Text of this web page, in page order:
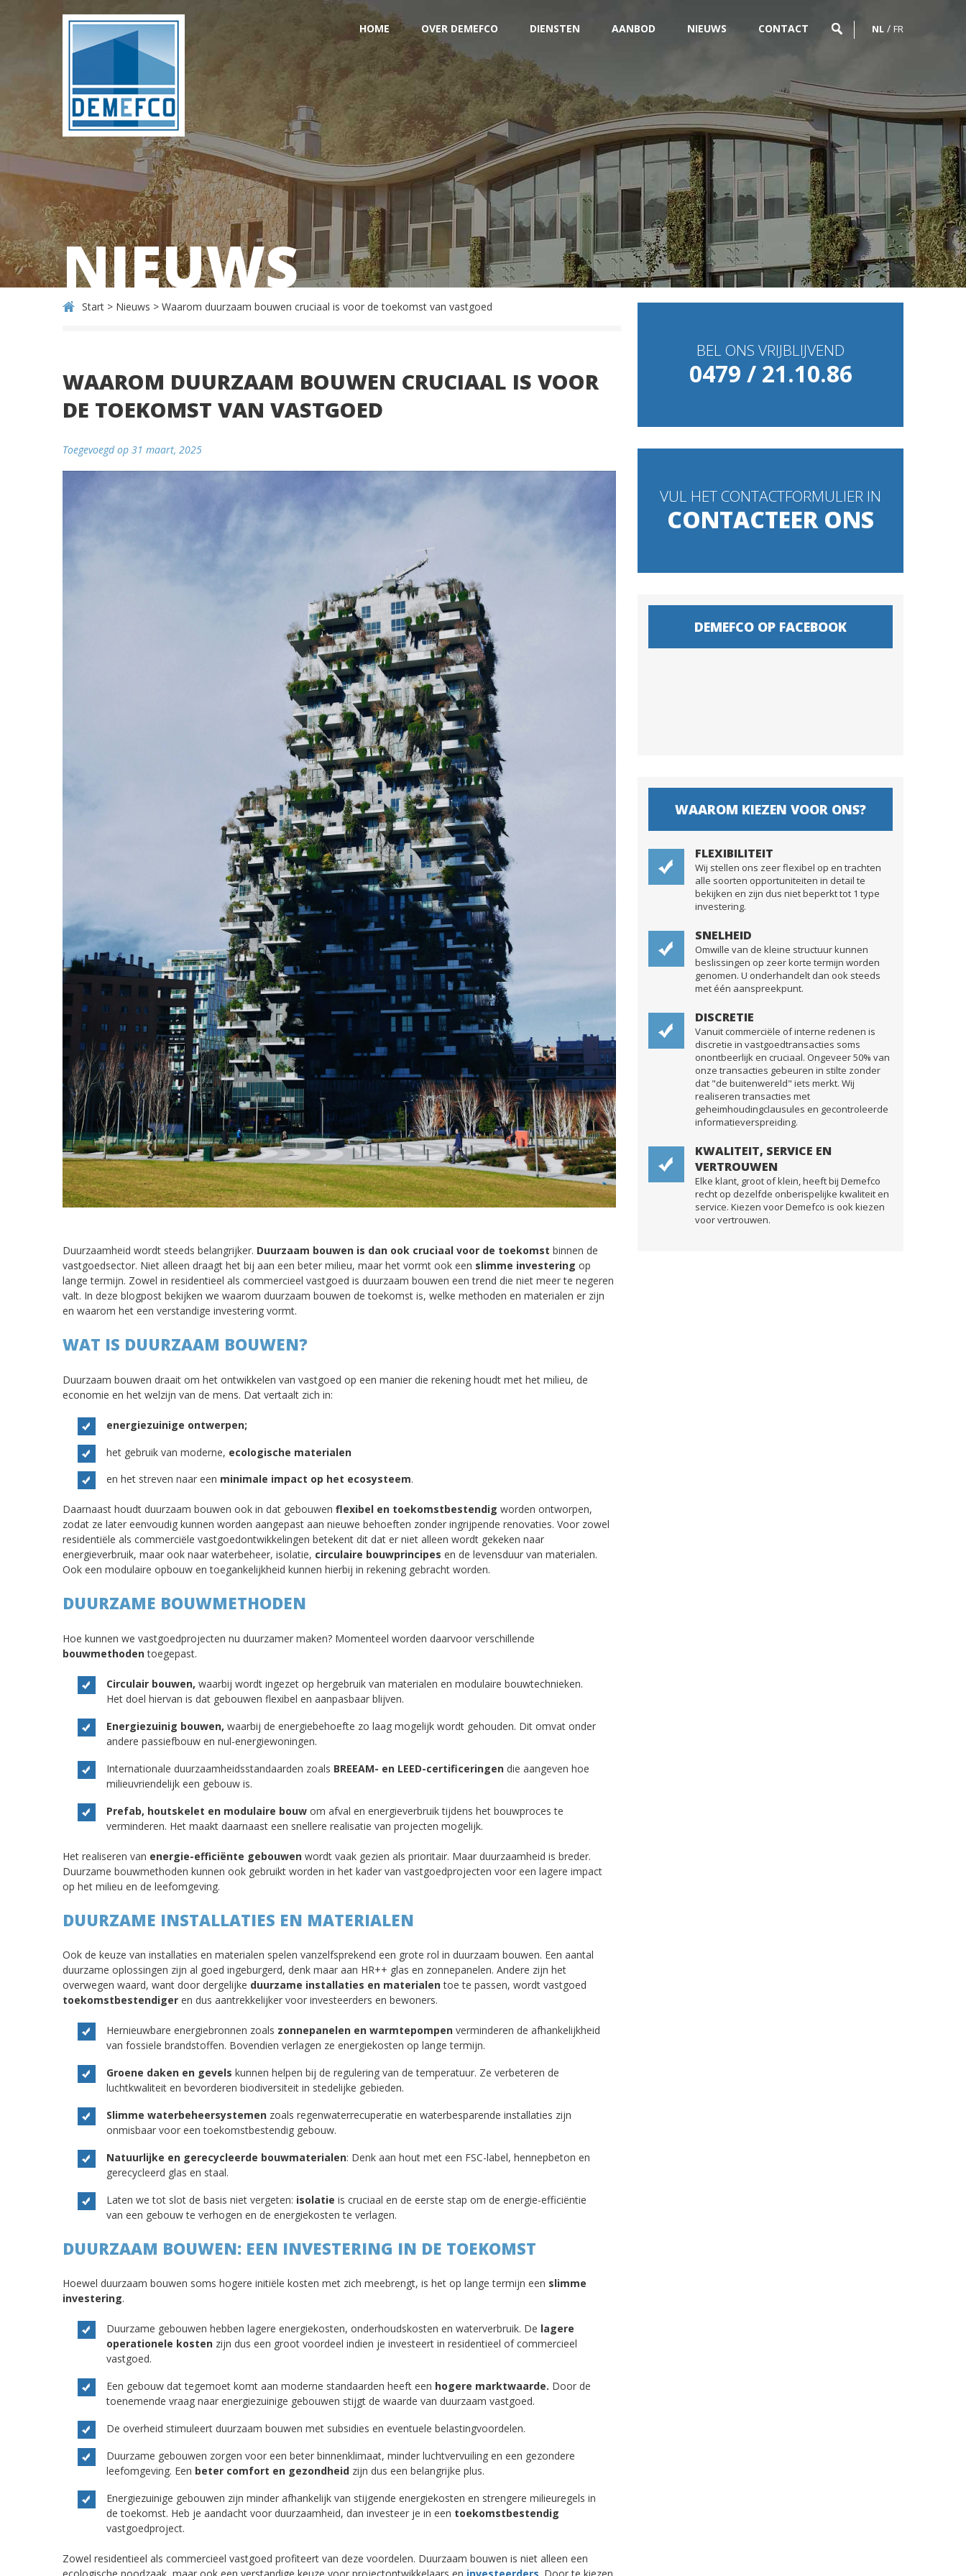
HOME OVER DEMEFCO DIENSTEN AANBOD NIEUWS CONTACT NL FR
NIEUWS
Start > Nieuws > Waarom duurzaam bouwen cruciaal is voor de toekomst van vastgoed
BEL ONS VRIJBLIJVEND
0479 / 21.10.86
VUL HET CONTACTFORMULIER IN
CONTACTEER ONS
DEMEFCO OP FACEBOOK
WAAROM KIEZEN VOOR ONS?
FLEXIBILITEIT
Wij stellen ons zeer flexibel op en trachten
alle soorten opportuniteiten in detail te
bekijken en zijn dus niet beperkt tot 1 type
investering.
SNELHEID
Omwille van de kleine structuur kunnen
beslissingen op zeer korte termijn worden
genomen. U onderhandelt dan ook steeds
met één aanspreekpunt.
DISCRETIE
Vanuit commerciële of interne redenen is
discretie in vastgoedtransacties soms
onontbeerlijk en cruciaal. Ongeveer 50% van
onze transacties gebeuren in stilte zonder
dat "de buitenwereld" iets merkt. Wij
realiseren transacties met
geheimhoudingclausules en gecontroleerde
informatieverspreiding.
KWALITEIT, SERVICE EN
VERTROUWEN
Elke klant, groot of klein, heeft bij Demefco
recht op dezelfde onberispelijke kwaliteit en
service. Kiezen voor Demefco is ook kiezen
voor vertrouwen.
WAAROM DUURZAAM BOUWEN CRUCIAAL IS VOOR
DE TOEKOMST VAN VASTGOED
Toegevoegd op 31 maart, 2025
Duurzaamheid wordt steeds belangrijker. Duurzaam bouwen is dan ook cruciaal voor de toekomst binnen de
vastgoedsector. Niet alleen draagt het bij aan een beter milieu, maar het vormt ook een slimme investering op
lange termijn. Zowel in residentieel als commercieel vastgoed is duurzaam bouwen een trend die niet meer te negeren
valt. In deze blogpost bekijken we waarom duurzaam bouwen de toekomst is, welke methoden en materialen er zijn
en waarom het een verstandige investering vormt.
WAT IS DUURZAAM BOUWEN?
Duurzaam bouwen draait om het ontwikkelen van vastgoed op een manier die rekening houdt met het milieu, de
economie en het welzijn van de mens. Dat vertaalt zich in:
energiezuinige ontwerpen;
het gebruik van moderne, ecologische materialen
en het streven naar een minimale impact op het ecosysteem.
Daarnaast houdt duurzaam bouwen ook in dat gebouwen flexibel en toekomstbestendig worden ontworpen,
zodat ze later eenvoudig kunnen worden aangepast aan nieuwe behoeften zonder ingrijpende renovaties. Voor zowel
residentiële als commerciële vastgoedontwikkelingen betekent dit dat er niet alleen wordt gekeken naar
energieverbruik, maar ook naar waterbeheer, isolatie, circulaire bouwprincipes en de levensduur van materialen.
Ook een modulaire opbouw en toegankelijkheid kunnen hierbij in rekening gebracht worden.
DUURZAME BOUWMETHODEN
Hoe kunnen we vastgoedprojecten nu duurzamer maken? Momenteel worden daarvoor verschillende
bouwmethodentoegepast.
Circulair bouwen, waarbij wordt ingezet op hergebruik van materialen en modulaire bouwtechnieken.
Het doel hiervan is dat gebouwen flexibel en aanpasbaar blijven.
Energiezuinig bouwen, waarbij de energiebehoefte zo laag mogelijk wordt gehouden. Dit omvat onder
andere passiefbouw en nul-energiewoningen.
Internationale duurzaamheidsstandaarden zoals BREEAM- en LEED-certificeringen die aangeven hoe
milieuvriendelijk een gebouw is.
Prefab, houtskelet en modulaire bouw om afval en energieverbruik tijdens het bouwproces te
verminderen. Het maakt daarnaast een snellere realisatie van projecten mogelijk.
Het realiseren van energie-efficiënte gebouwen wordt vaak gezien als prioritair. Maar duurzaamheid is breder.
Duurzame bouwmethoden kunnen ook gebruikt worden in het kader van vastgoedprojecten voor een lagere impact
op het milieu en de leefomgeving.
DUURZAME INSTALLATIES EN MATERIALEN
Ook de keuze van installaties en materialen spelen vanzelfsprekend een grote rol in duurzaam bouwen. Een aantal
duurzame oplossingen zijn al goed ingeburgerd, denk maar aan HR++ glas en zonnepanelen. Andere zijn het
overwegen waard, want door dergelijke duurzame installaties en materialentoe te passen, wordt vastgoed
toekomstbestendiger en dus aantrekkelijker voor investeerders en bewoners.
Hernieuwbare energiebronnen zoals zonnepanelen en warmtepompen verminderen de afhankelijkheid
van fossiele brandstoffen. Bovendien verlagen ze energiekosten op lange termijn.
Groene daken en gevels kunnen helpen bij de regulering van de temperatuur. Ze verbeteren de
luchtkwaliteit en bevorderen biodiversiteit in stedelijke gebieden.
Slimme waterbeheersystemen zoals regenwaterrecuperatie en waterbesparende installaties zijn
onmisbaar voor een toekomstbestendig gebouw.
Natuurlijke en gerecycleerde bouwmaterialen: Denk aan hout met een FSC-label, hennepbeton en
gerecycleerd glas en staal.
Laten we tot slot de basis niet vergeten: isolatie is cruciaal en de eerste stap om de energie-efficiëntie
van een gebouw te verhogen en de energiekosten te verlagen.
DUURZAAM BOUWEN: EEN INVESTERING IN DE TOEKOMST
Hoewel duurzaam bouwen soms hogere initiële kosten met zich meebrengt, is het op lange termijn een slimme
investering.
Duurzame gebouwen hebben lagere energiekosten, onderhoudskosten en waterverbruik. De lagere
operationele kosten zijn dus een groot voordeel indien je investeert in residentieel of commercieel
vastgoed.
Een gebouw dat tegemoet komt aan moderne standaarden heeft een hogere marktwaarde. Door de
toenemende vraag naar energiezuinige gebouwen stijgt de waarde van duurzaam vastgoed.
De overheid stimuleert duurzaam bouwen met subsidies en eventuele belastingvoordelen.
Duurzame gebouwen zorgen voor een beter binnenklimaat, minder luchtvervuiling en een gezondere
leefomgeving. Een beter comfort en gezondheid zijn dus een belangrijke plus.
Energiezuinige gebouwen zijn minder afhankelijk van stijgende energiekosten en strengere milieuregels in
de toekomst. Heb je aandacht voor duurzaamheid, dan investeer je in een toekomstbestendig
vastgoedproject.
Zowel residentieel als commercieel vastgoed profiteert van deze voordelen. Duurzaam bouwen is niet alleen een
ecologische noodzaak, maar ook een verstandige keuze voor projectontwikkelaars en investeerders . Door te kiezen